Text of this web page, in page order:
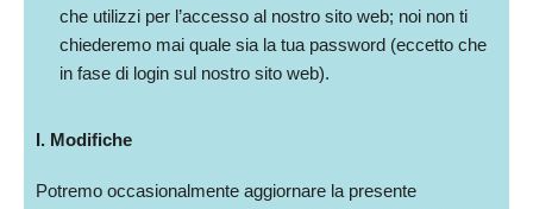
che utilizzi per l’accesso al nostro sito web; noi non ti
chiederemo mai quale sia la tua password (eccetto che
in fase di login sul nostro sito web).
I. Modifiche
Potremo occasionalmente aggiornare la presente